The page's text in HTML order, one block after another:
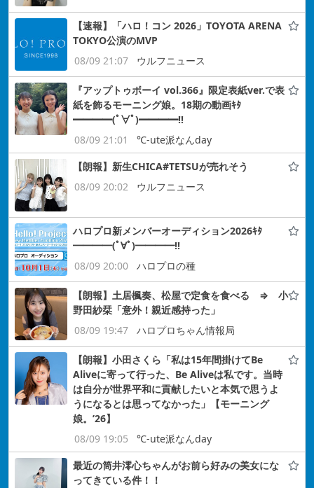
【速報】「ハロ！コン 2026」TOYOTA ARENA
TOKYO公演のMVP
08/09 21:07
ウルフニュース
『アップトゥボーイ vol.366』限定表紙ver.で表
紙を飾るモーニング娘。18期の動画ｷﾀ
━━━━(ﾟ∀ﾟ)━━━━!!
08/09 21:01
℃-ute派なんday
【朗報】新生CHICA#TETSUが売れそう
08/09 20:02
ウルフニュース
ハロプロ新メンバーオーディション2026ｷﾀ
━━━━(ﾟ∀ﾟ)━━━━!!
08/09 20:00
ハロプロの種
【朗報】土居楓奏、松屋で定食を食べる ⇒ 小
野田紗栞「意外！親近感持った」
08/09 19:47
ハロプロちゃん情報局
【朗報】小田さくら「私は15年間掛けてBe
Aliveに寄って行った、Be Aliveは私です。当時
は自分が世界平和に貢献したいと本気で思うよ
うになるとは思ってなかった」【モーニング
娘。’26】
08/09 19:05
℃-ute派なんday
最近の筒井澪心ちゃんがお前ら好みの美女にな
ってきている件！！